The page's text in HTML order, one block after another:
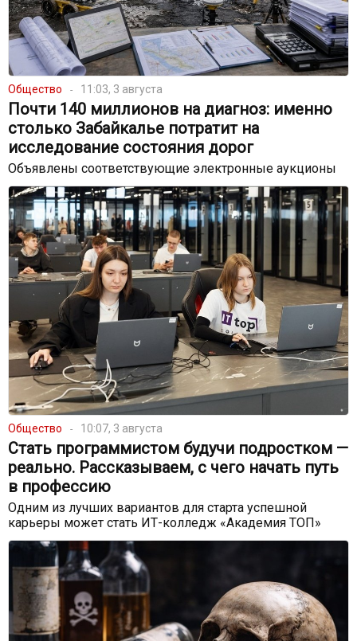
Общество 11:03, 3 августа
Почти 140 миллионов на диагноз: именно
столько Забайкалье потратит на
исследование состояния дорог
Объявлены соответствующие электронные аукционы
Общество 10:07, 3 августа
Стать программистом будучи подростком —
реально. Рассказываем, с чего начать путь
в профессию
Одним из лучших вариантов для старта успешной
карьеры может стать ИТ-колледж «Академия ТОП»